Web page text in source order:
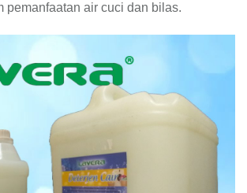
pemanfaatan air cuci dan bilas.